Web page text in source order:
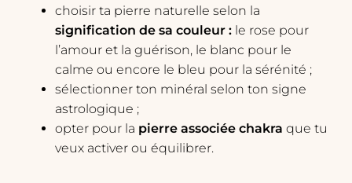
choisir ta pierre naturelle selon la
signification de sa couleur : le rose pour
l’amour et la guérison, le blanc pour le
calme ou encore le bleu pour la sérénité ;
sélectionner ton minéral selon ton signe
astrologique ;
opter pour la pierre associée chakra que tu
veux activer ou équilibrer.